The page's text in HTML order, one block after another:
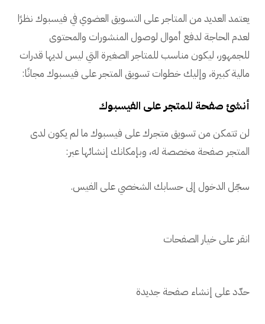
يعتمد العديد من المتاجر على التسويق العضوي في فيسبوك نظرًا
لعدم الحاجة لدفع أموال لوصول المنشورات والمحتوى
للجمهور، ليكون مناسب للمتاجر الصغيرة التي ليس لديها قدرات
مالية كبيرة، وإليك خطوات تسويق المتجر على فيسبوك مجانًا:
أنشئ صفحة للمتجر على الفيسبوك
لن تتمكن من تسويق متجرك على فيسبوك ما لم يكون لدى
المتجر صفحة مخصصة له، وبإمكانك إنشائها عبر:
سجّل الدخول إلى حسابك الشخصي على الفيس.
انقر على خيار الصفحات
حدّد على إنشاء صفحة جديدة